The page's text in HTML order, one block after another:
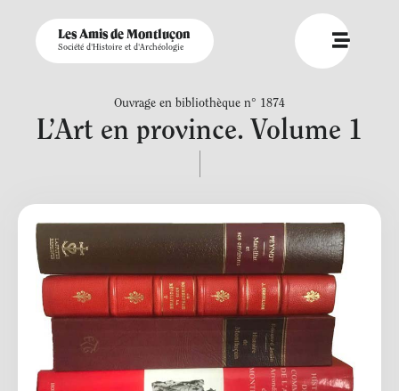
Les Amis de Montluçon
Société d'Histoire et d'Archéologie
Ouvrage en bibliothèque n° 1874
L’Art en province. Volume 1